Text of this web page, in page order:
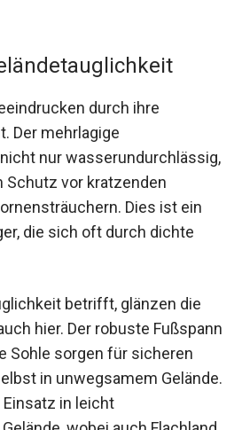
durch ihre
Der mehrlagige
nur wasserundurchlässig,
Schutz vor kratzenden
Dies ist ein
die sich oft durch dichte
betrifft, glänzen die
hier. Der robuste Fußspann
Sohle sorgen für sicheren
in unwegsamem Gelände.
in leicht